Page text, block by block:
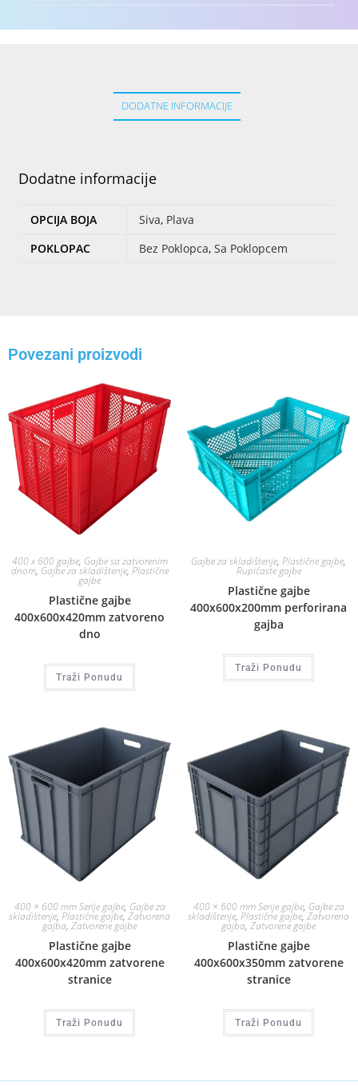
DODATNE INFORMACIJE
Dodatne informacije
OPCIJA BOJA Siva, Plava
POKLOPAC
Bez Poklopca, Sa Poklopcem
Povezani proizvodi
400 x 600 gajbe, Gajbe sa zatvorenim
dnom, Gajbe za skladištenje, Plastične
gajbe
Plastične gajbe
400x600x420mm zatvoreno
dno
Traži Ponudu
Gajbe za skladištenje, Plastične gajbe,
Rupičaste gajbe
Plastične gajbe
400x600x200mm perforirana
gajba
Traži Ponudu
400 × 600 mm Serije gajbe, Gajbe za
skladištenje, Plastične gajbe,Zatvorena
gajba, Zatvorene gajbe
Plastične gajbe
400x600x420mm zatvorene
stranice
Traži Ponudu
400 × 600 mm Serije gajbe, Gajbe za
skladištenje, Plastične gajbe,Zatvorena
gajba, Zatvorene gajbe
Plastične gajbe
400x600x350mm zatvorene
stranice
Traži Ponudu